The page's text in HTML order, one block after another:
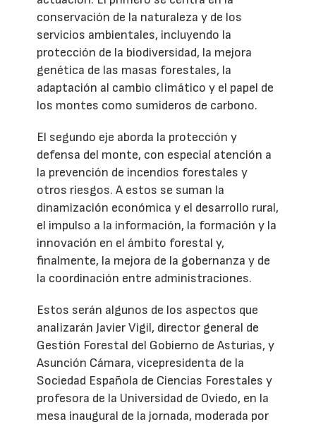
conservación de la naturaleza y de los
servicios ambientales, incluyendo la
protección de la biodiversidad, la mejora
genética de las masas forestales, la
adaptación al cambio climático y el papel de
los montes como sumideros de carbono.
El segundo eje aborda la protección y
defensa del monte, con especial atención a
la prevención de incendios forestales y
otros riesgos. A estos se suman la
dinamización económica y el desarrollo rural,
el impulso a la información, la formación y la
innovación en el ámbito forestal y,
finalmente, la mejora de la gobernanza y de
la coordinación entre administraciones.
Estos serán algunos de los aspectos que
analizarán Javier Vigil, director general de
Gestión Forestal del Gobierno de Asturias, y
Asunción Cámara, vicepresidenta de la
Sociedad Española de Ciencias Forestales y
profesora de la Universidad de Oviedo, en la
mesa inaugural de la jornada, moderada por